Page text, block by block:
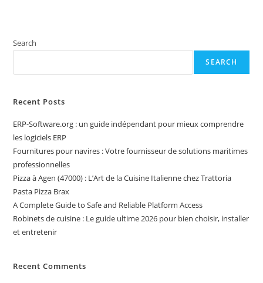
Search
SEARCH
Recent Posts
ERP-Software.org : un guide indépendant pour mieux comprendre
les logiciels ERP
Fournitures pour navires : Votre fournisseur de solutions maritimes
professionnelles
Pizza à Agen (47000) : L’Art de la Cuisine Italienne chez Trattoria
Pasta Pizza Brax
A Complete Guide to Safe and Reliable Platform Access
Robinets de cuisine : Le guide ultime 2026 pour bien choisir, installer
et entretenir
Recent Comments